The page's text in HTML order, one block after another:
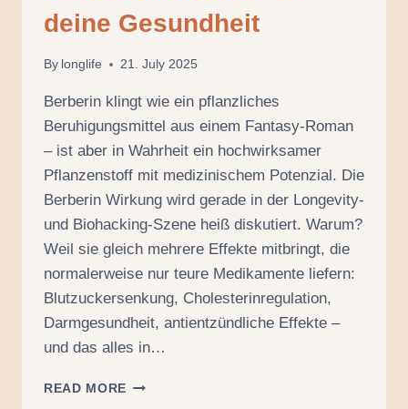
deine Gesundheit
By longlife 21. July 2025
Berberin klingt wie ein pflanzliches
Beruhigungsmittel aus einem Fantasy-Roman
– ist aber in Wahrheit ein hochwirksamer
Pflanzenstoff mit medizinischem Potenzial. Die
Berberin Wirkung wird gerade in der Longevity-
und Biohacking-Szene heiß diskutiert. Warum?
Weil sie gleich mehrere Effekte mitbringt, die
normalerweise nur teure Medikamente liefern:
Blutzuckersenkung, Cholesterinregulation,
Darmgesundheit, antientzündliche Effekte –
und das alles in…
READ MORE BERBERIN